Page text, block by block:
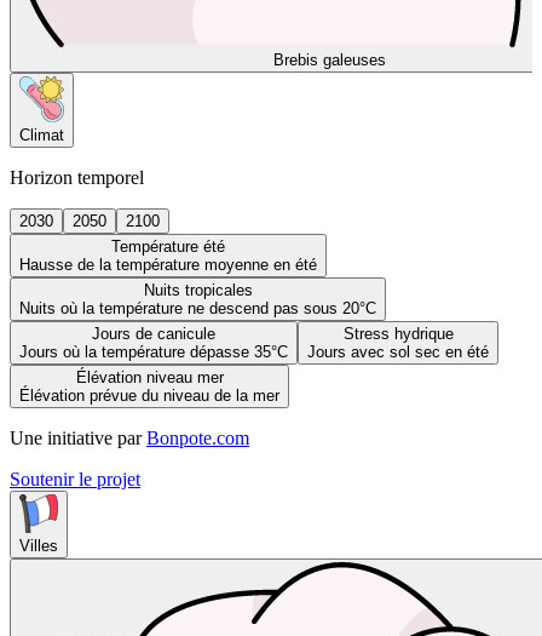
Brebis galeuses
Climat
Horizon temporel
2030 2050
2100
Température été
Hausse de la température moyenne en été
Nuits tropicales
Nuits où la température ne descend pas sous 20°C
Jours de canicule
Jours où la température dépasse 35°C
Stress hydrique
Jours avec sol sec en été
Élévation niveau mer
Élévation prévue du niveau de la mer
Une initiative par Bonpote.com
Soutenir le projet
Villes